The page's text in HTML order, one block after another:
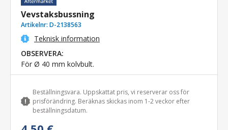
Vevstaksbussning
Artikelnr: D-2138563
Teknisk information
OBSERVERA:
För Ø 40 mm kolvbult.
Beställningsvara. Uppskattat pris, vi reserverar oss för
prisförändring. Beräknas skickas inom 1-2 veckor efter
beställningsdatum.